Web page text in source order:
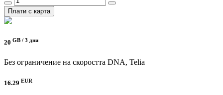
Плати с карта
20 GB / 3 дни
Без ограничение на скоростта DNA, Telia
16.29 EUR